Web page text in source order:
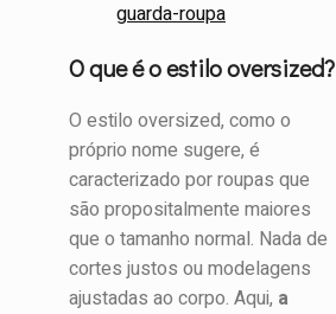
guarda-roupa
O que é o estilo oversized?
O estilo oversized, como o
próprio nome sugere, é
caracterizado por roupas que
são propositalmente maiores
que o tamanho normal. Nada de
cortes justos ou modelagens
ajustadas ao corpo. Aqui, a